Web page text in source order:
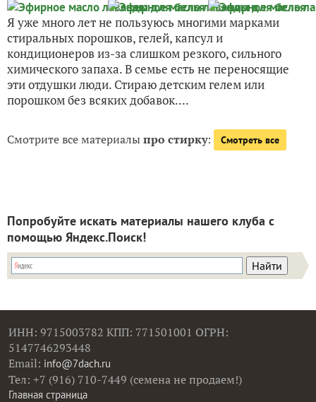
Я уже много лет не пользуюсь многими марками
стиральных порошков, гелей, капсул и
кондиционеров из-за слишком резкого, сильного
химического запаха. В семье есть не переносящие
эти отдушки люди. Стираю детским гелем или
порошком без всяких добавок....
Смотрите все материалыпро стирку: Смотреть все
Попробуйте искать материалы нашего клуба с
помощью Яндекс.Поиск!
ИНН: 9715003782 КПП: 771501001 ОГРН:
5147746293448
Email: info@7dach.ru
Тел: +7 (916) 710-7449 (семена не продаем!)
Главная страница